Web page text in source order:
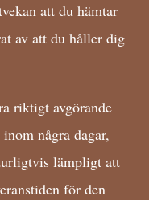
att du hämtar
av att du håller dig
riktigt avgörande
några dagar,
lämpligt att
för den